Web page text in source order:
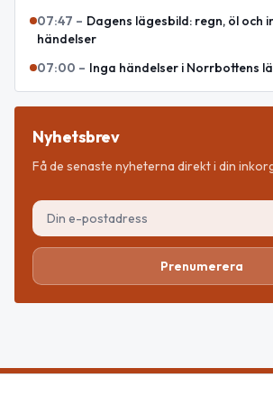
07:47 – Dagens lägesbild: regn, öl och
händelser
07:00 – Inga händelser i Norrbottens
Nyhetsbrev
Få de senaste nyheterna direkt i din
Prenumerera